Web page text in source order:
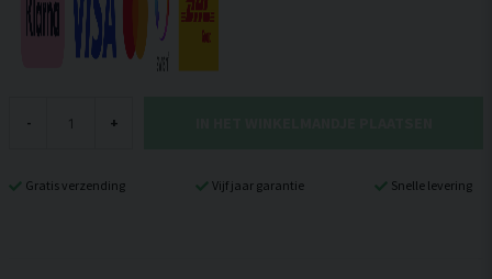
- +
Gratis verzending Vijf jaar garantie Snelle levering